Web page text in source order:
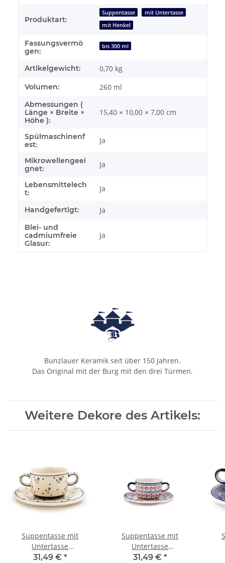
Produktart:
Suppentasse
mit Untertasse
mit Henkel
Fassungsvermö
gen:
bis 300 ml
Artikelgewicht: 0,70 kg
Volumen: 260 ml
Abmessungen (
Länge × Breite ×
Höhe ):
15,40 × 10,00 × 7,00 cm
Spülmaschinenf
est:
Ja
Mikrowellengeei
gnet:
Ja
Lebensmittelech
t:
Ja
Handgefertigt: Ja
Blei- und
cadmiumfreie
Glasur:
Ja
Bunzlauer Keramik seit über 150 Jahren.
Das Original mit der Burg mit den drei Türmen.
Weitere Dekore des Artikels:
Suppentasse mit
Untertasse
(Bouillonschüssel), 0,26
31,49 € *
Suppentasse mit
Untertasse
(Bouillonschüssel), 0,26
31,49 € *